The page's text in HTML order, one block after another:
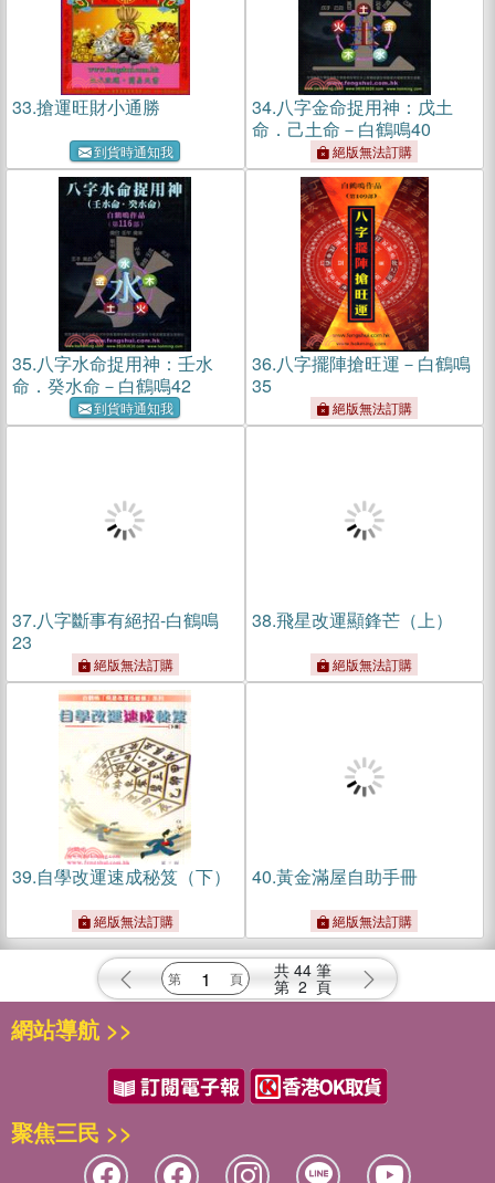
33.搶運旺財小通勝
到貨時通知我
34.八字金命捉用神：戊土
命．己土命－白鶴鳴40
絕版無法訂購
35.八字水命捉用神：壬水
命．癸水命－白鶴鳴42
到貨時通知我
36.八字擺陣搶旺運－白鶴鳴
35
絕版無法訂購
37.八字斷事有絕招-白鶴鳴
23
絕版無法訂購
38.飛星改運顯鋒芒（上）
絕版無法訂購
39.自學改運速成秘笈（下）
絕版無法訂購
40.黃金滿屋自助手冊
絕版無法訂購
共 44 筆
第 2 頁
網站導航 >>
聚焦三民 >>